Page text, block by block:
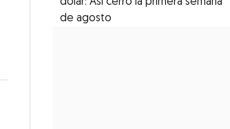
de agosto